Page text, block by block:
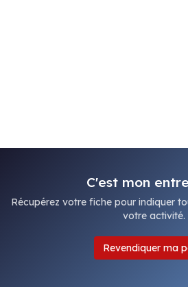
C'est mon
Récupérez votre fiche pour indiquer
votre activité.
Revendiquer ma